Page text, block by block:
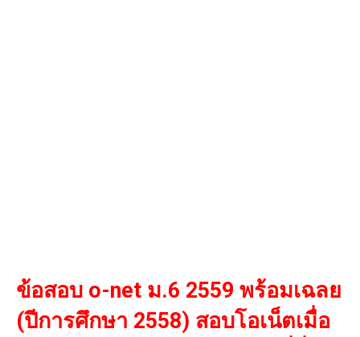
ข้อสอบ o-net ม.6 2559 พร้อมเฉลย
(ปีการศึกษา 2558) สอบโอเน็ตเมื่อ